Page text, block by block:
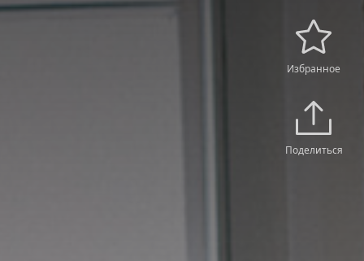
Избранное
Поделиться